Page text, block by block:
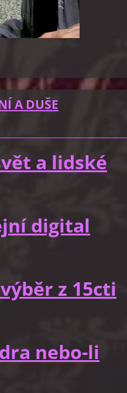
A DUŠE
a lidské
digital
z 15cti
nebo-li